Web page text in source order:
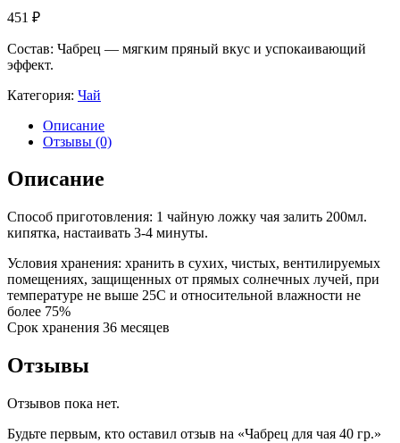
451 ₽
Состав: Чабрец — мягким пряный вкус и успокаивающий
эффект.
Категория: Чай
Описание
Отзывы (0)
Описание
Способ приготовления: 1 чайную ложку чая залить 200мл.
кипятка, настаивать 3-4 минуты.
Условия хранения: хранить в сухих, чистых, вентилируемых
помещениях, защищенных от прямых солнечных лучей, при
температуре не выше 25С и относительной влажности не
более 75%
Срок хранения 36 месяцев
Отзывы
Отзывов пока нет.
Будьте первым, кто оставил отзыв на «Чабрец для чая 40 гр.»